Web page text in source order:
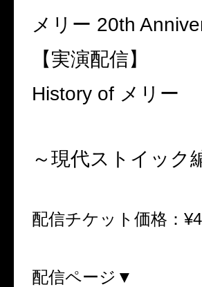
メリー 20th
【実演配信】
History of メリー
～現代ストイック
配信チケット価格：
配信ページ▼